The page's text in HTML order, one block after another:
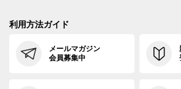
利用方法ガイド
メールマガジン
会員募集中